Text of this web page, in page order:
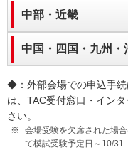
中部・近畿
中国・四国・九州・
◆：外部会場での申込手
は、TAC受付窓口・イン
さい。
会場受験を欠席された場
て模試受験予定日～10/31